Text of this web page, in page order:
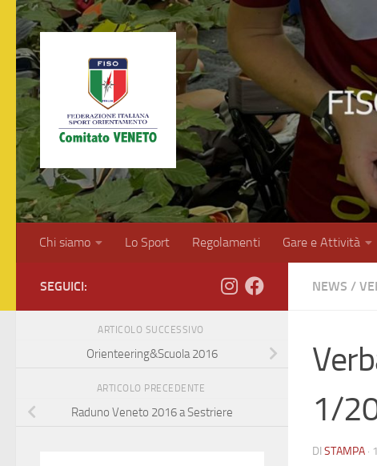
Salta al contenuto
Chi siamo Lo Sport Regolamenti Gare e Attività
NEWS /
1/
DI STAMPA ·
SEGUICI:
ARTICOLO SUCCESSIVO
Orienteering&Scuola 2016
ARTICOLO PRECEDENTE
Raduno Veneto 2016 a Sestriere